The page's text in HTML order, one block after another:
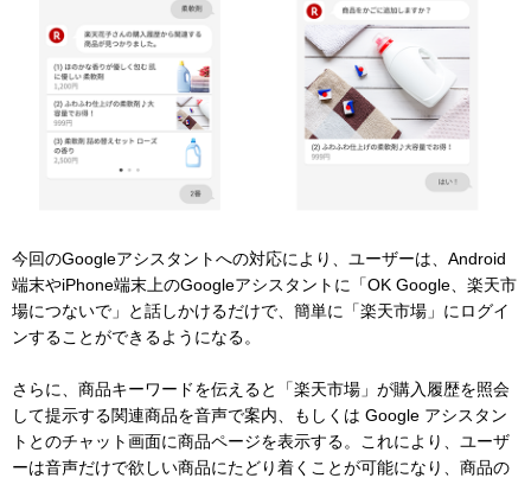
今回のGoogleアシスタントへの対応により、ユーザーは、Android
端末やiPhone端末上のGoogleアシスタントに「OK Google、楽天市
場につないで」と話しかけるだけで、簡単に「楽天市場」にログイ
ンすることができるようになる。
さらに、商品キーワードを伝えると「楽天市場」が購入履歴を照会
して提示する関連商品を音声で案内、もしくは Google アシスタン
トとのチャット画面に商品ページを表示する。これにより、ユーザ
ーは音声だけで欲しい商品にたどり着くことが可能になり、商品の